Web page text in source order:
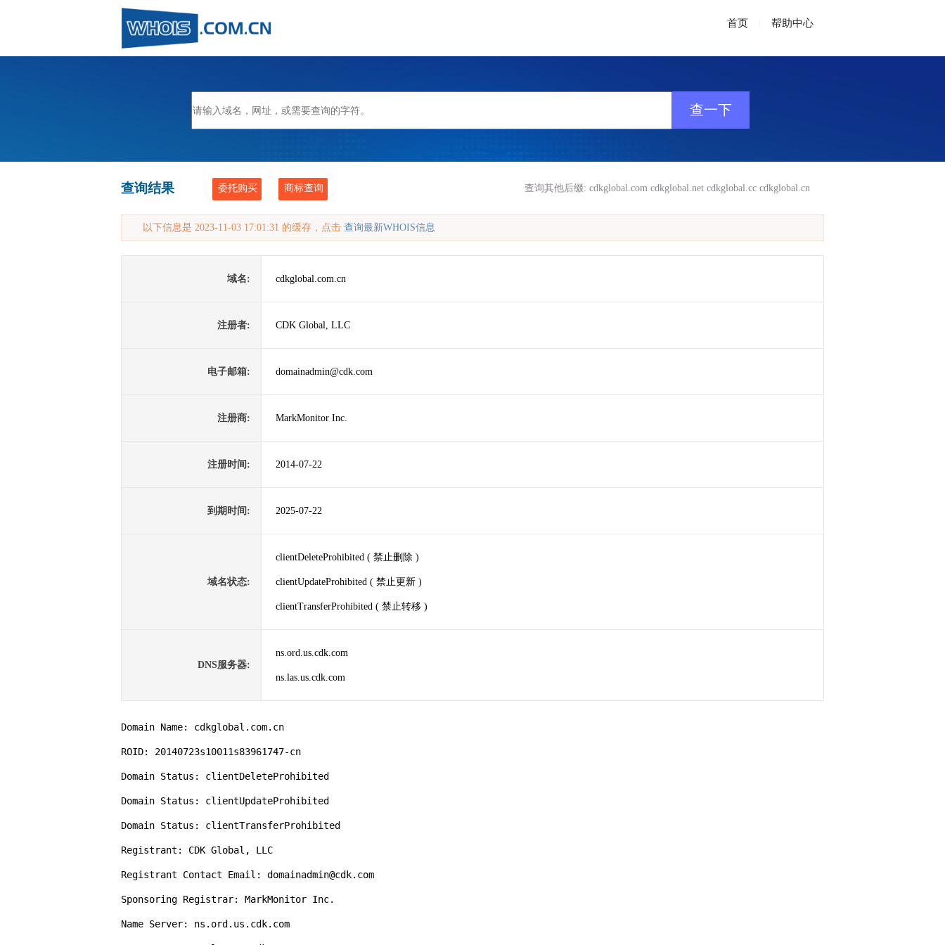
首页 帮助中心
查询结果 委托购买 商标查询 查询其他后缀: cdkglobal.com cdkglobal.net cdkglobal.cc cdkglobal.cn
以下信息是 2023-11-03 17:01:31 的缓存，点击 查询最新WHOIS信息
域名: cdkglobal.com.cn
注册者: CDK Global, LLC
电子邮箱: domainadmin@cdk.com
注册商: MarkMonitor Inc.
注册时间: 2014-07-22
到期时间: 2025-07-22
域名状态:
clientDeleteProhibited ( 禁止删除 )
clientUpdateProhibited ( 禁止更新 )
clientTransferProhibited ( 禁止转移 )
DNS服务器:
ns.ord.us.cdk.com
ns.las.us.cdk.com
Domain Name: cdkglobal.com.cn
ROID: 20140723s10011s83961747-cn
Domain Status: clientDeleteProhibited
Domain Status: clientUpdateProhibited
Domain Status: clientTransferProhibited
Registrant: CDK Global, LLC
Registrant Contact Email: domainadmin@cdk.com
Sponsoring Registrar: MarkMonitor Inc.
Name Server: ns.ord.us.cdk.com